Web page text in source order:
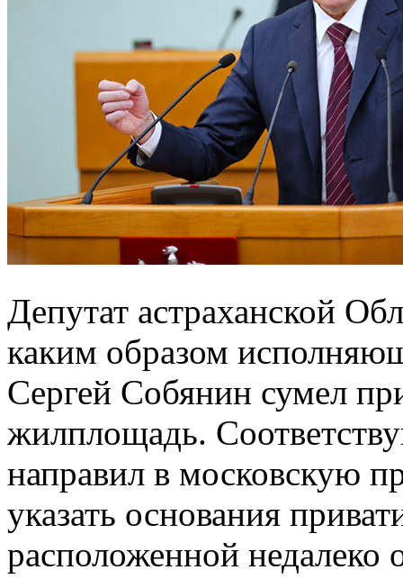
Депутат астраханской
каким образом
Сергей Собянин сумел
жилплощадь.
направил в московскую
указать основания
расположенной недалеко